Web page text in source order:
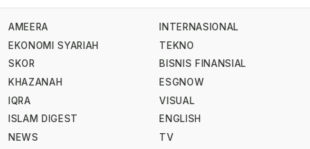
AMEERA
EKONOMI SYARIAH
SKOR
KHAZANAH
IQRA
ISLAM DIGEST
NEWS
INTERNASIONAL
TEKNO
BISNIS FINANSIAL
ESGNOW
VISUAL
ENGLISH
TV